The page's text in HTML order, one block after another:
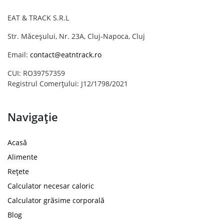
EAT & TRACK S.R.L
Str. Măceșului, Nr. 23A, Cluj-Napoca, Cluj
Email: contact@eatntrack.ro
CUI: RO39757359
Registrul Comerțului: J12/1798/2021
Navigație
Acasă
Alimente
Rețete
Calculator necesar caloric
Calculator grăsime corporală
Blog